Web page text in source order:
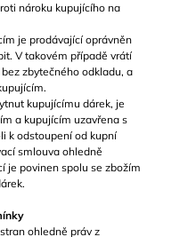
nároku kupujícího na
je prodávající oprávněn
V takovém případě vrátí
zbytečného odkladu, a
kupujícímu dárek, je
a kupujícím uzavřena s
k odstoupení od kupní
smlouva ohledně
je povinen spolu se zbožím
ohledně práv z